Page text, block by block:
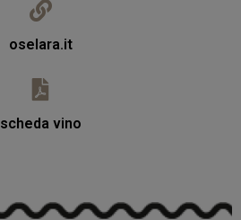
oselara.it
scheda vino